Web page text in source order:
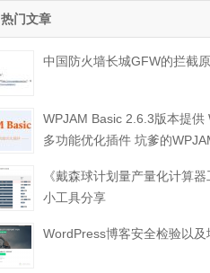
热门文章
中国防火墙长城GFW的拦截
WPJAM Basic 2.6.3版本提供
多功能优化插件 坑爹的
《戴森球计划量产量化计算
小工具分享
WordPress博客安全检验以及